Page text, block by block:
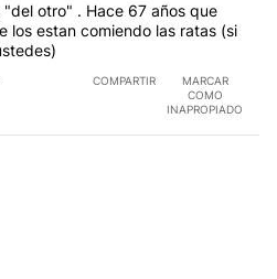
otro" . Hace 67 años que
los estan comiendo las ratas (si
COMPARTIR
MARCAR
COMO
INAPROPIADO